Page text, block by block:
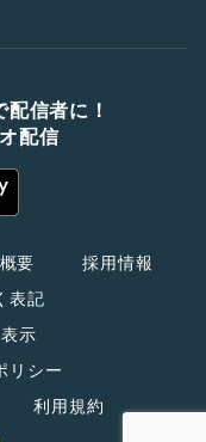
信者に！
配信
要
採用情報
表記
示
リシー
利用規約